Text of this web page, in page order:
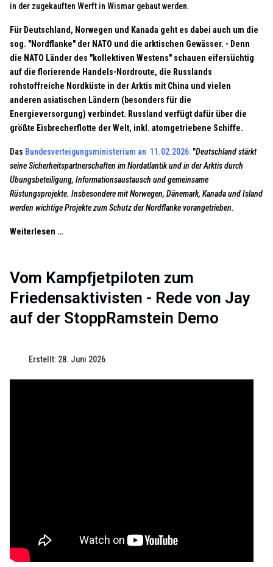
in der zugekauften Werft in Wismar gebaut werden.
Für Deutschland, Norwegen und Kanada geht es dabei auch um die
sog. "Nordflanke" der NATO und die arktischen Gewässer. - Denn
die NATO Länder des "kollektiven Westens" schauen eifersüchtig
auf die florierende Handels-Nordroute, die Russlands
rohstoffreiche Nordküste in der Arktis mit China und vielen
anderen asiatischen Ländern (besonders für die
Energieversorgung) verbindet. Russland verfügt dafür über die
größte Eisbrecherflotte der Welt, inkl. atomgetriebene Schiffe.
Das Bundesverteigungsministerium an 11.02.2026: "Deutschland stärkt
seine Sicherheitspartnerschaften im Nordatlantik und in der Arktis durch
Übungsbeteiligung, Informationsaustausch und gemeinsame
Rüstungsprojekte. Insbesondere mit Norwegen, Dänemark, Kanada und Island
werden wichtige Projekte zum Schutz der Nordflanke vorangetrieben.
Weiterlesen …
Vom Kampfjetpiloten zum
Friedensaktivisten - Rede von Jay
auf der StoppRamstein Demo
Erstellt: 28. Juni 2026